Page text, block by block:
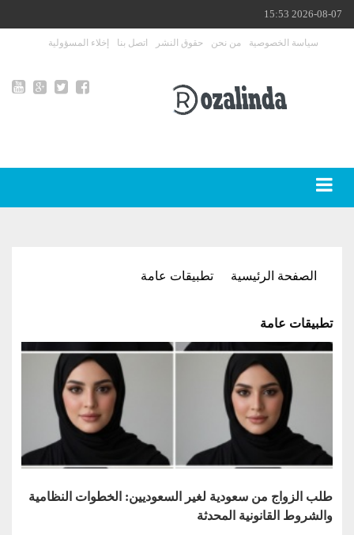
2026-08-07 15:53
سياسة الخصوصية من نحن حقوق النشر اتصل بنا إخلاء المسؤولية
الصفحة الرئيسية تطبيقات عامة
تطبيقات عامة
طلب الزواج من سعودية لغير السعوديين: الخطوات النظامية
والشروط القانونية المحدثة